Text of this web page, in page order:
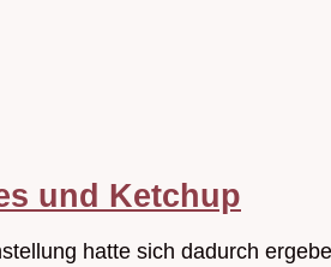
und Ketchup
hatte sich dadurch